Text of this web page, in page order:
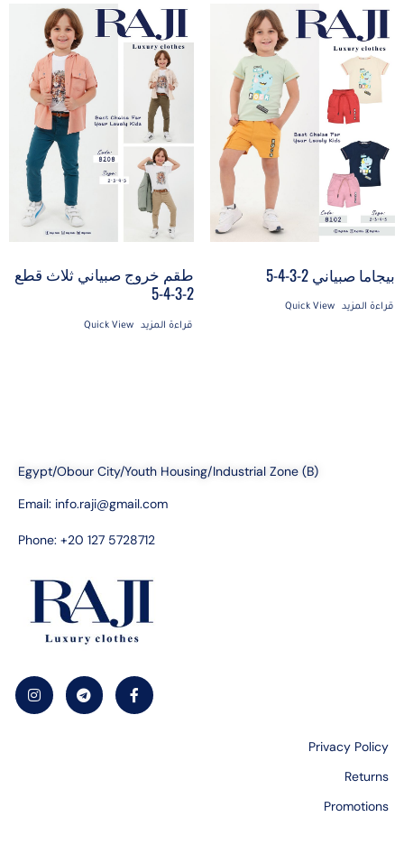
بيجاما صبياني 2-3-4-5
قراءة المزيد Quick View
طقم خروج صبياني ثلاث قطع
2-3-4-5
قراءة المزيد Quick View
Egypt/Obour City/Youth Housing/Industrial Zone (B)
Email: info.raji@gmail.com
Phone: +20 127 5728712
Privacy Policy
Returns
Promotions